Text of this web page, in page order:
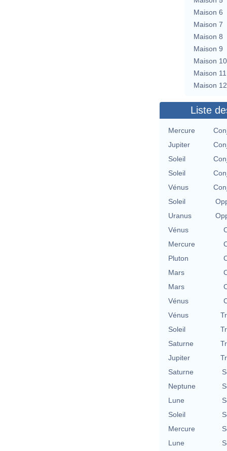
Maison 6
Maison 7
Maison 8
Maison 9
Maison 10
Maison 11
Maison 12
Liste
Mercure
Jupiter
Soleil
Soleil
Vénus
Soleil
Uranus
Vénus
Mercure
Pluton
Mars
Mars
Vénus
Vénus
Soleil
Saturne
Jupiter
Saturne
Neptune
Lune
Soleil
Mercure
Lune